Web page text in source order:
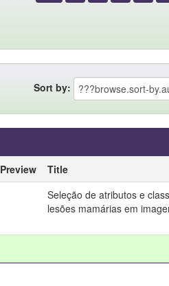
Sort by:
Preview Title
Seleção de atributos e
lesões mamárias em